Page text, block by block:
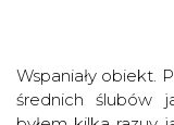
Wspaniały obiekt.
średnich ślubów